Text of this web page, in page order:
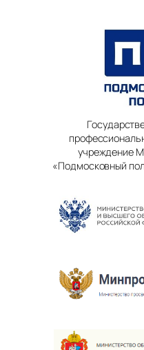
учреждение
«Подмосковный